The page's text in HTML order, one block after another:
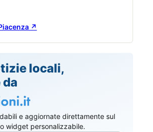
↗
locali,
e aggiornate direttamente sul
widget personalizzabile.